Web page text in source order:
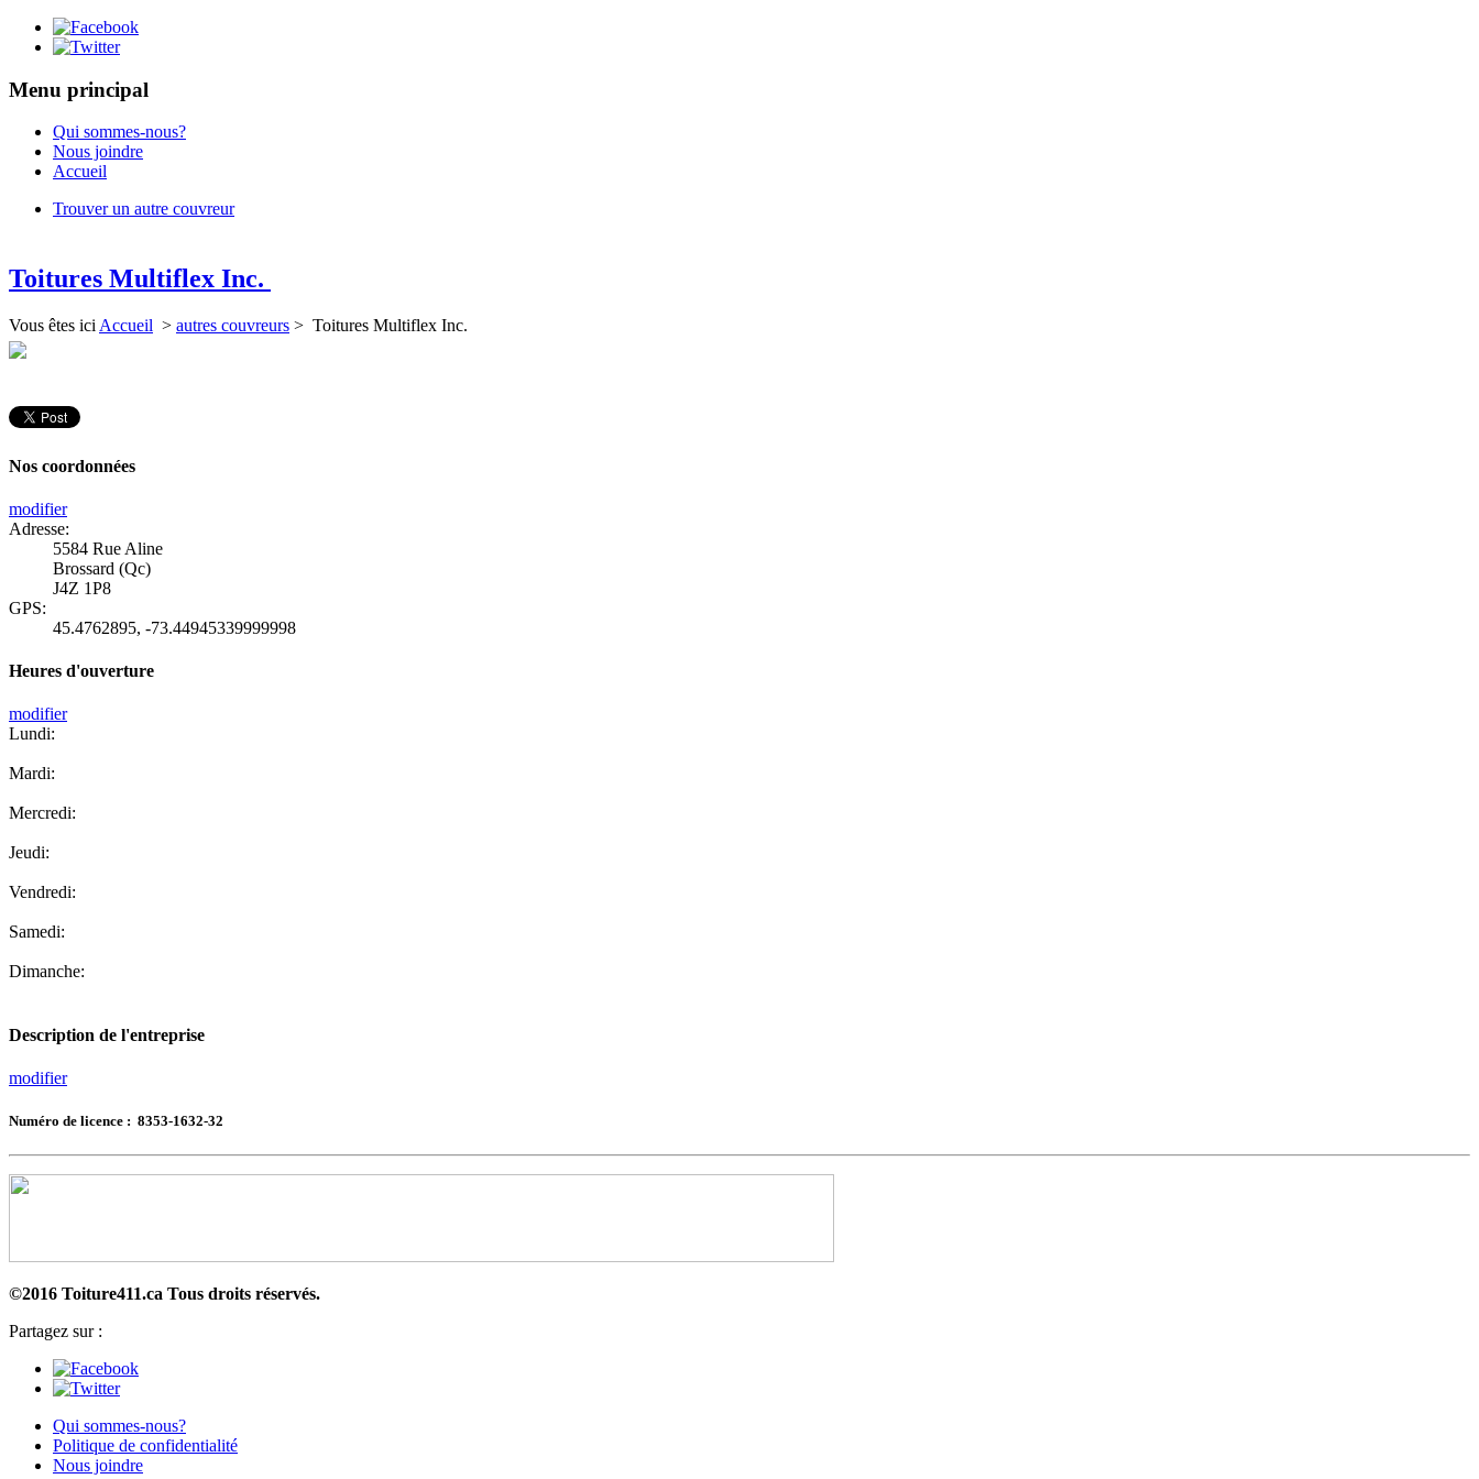
Menu principal
Qui sommes-nous?
Nous joindre
Accueil
Trouver un autre couvreur
Toitures Multiflex Inc.
Vous êtes ici Accueil > autres couvreurs > Toitures Multiflex Inc.
Nos coordonnées
modifier
Adresse:
5584 Rue Aline
Brossard (Qc)
J4Z 1P8
GPS:
45.4762895, -73.44945339999998
Heures d'ouverture
modifier
Lundi:
Mardi:
Mercredi:
Jeudi:
Vendredi:
Samedi:
Dimanche:
Description de l'entreprise
modifier
Numéro de licence : 8353-1632-32
©2016 Toiture411.ca Tous droits réservés.
Partagez sur :
Qui sommes-nous?
Politique de confidentialité
Nous joindre